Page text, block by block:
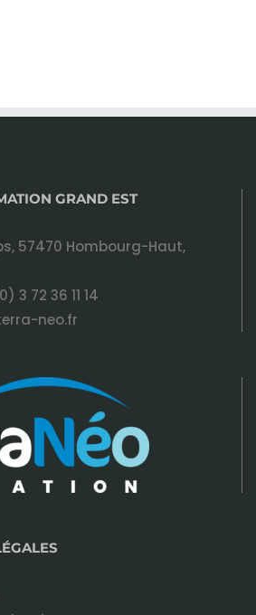
GRAND EST
57470 Hombourg-Haut,
3 72 36 11 14
neo.fr